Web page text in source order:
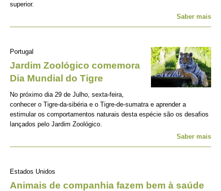
superior.
Saber mais
Portugal
Jardim Zoológico comemora
Dia Mundial do Tigre
No próximo dia 29 de Julho, sexta-feira,
conhecer o Tigre-da-sibéria e o Tigre-de-sumatra e aprender a
estimular os comportamentos naturais desta espécie são os desafios
lançados pelo Jardim Zoológico.
Saber mais
Estados Unidos
Animais de companhia fazem bem à saúde